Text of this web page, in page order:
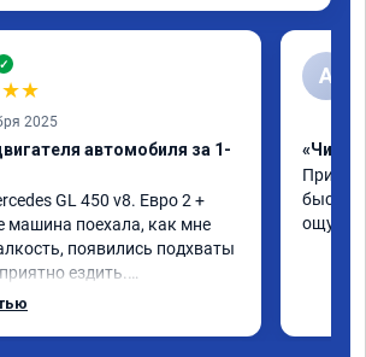
✓
★★
2025
автомобиля за 1-
GL 450 v8. Евро 2 +
машина поехала, как мне
появились подхваты
ездить.
в авто! 🔥
A
«Чип